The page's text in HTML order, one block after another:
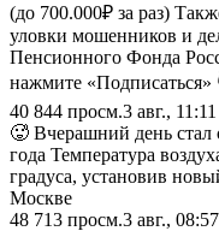
(до 700.000₽ за раз)
уловки мошенников и
Пенсионного Фонда
нажмите «Подписаться»
40 844 просм.3 авг., 11:11
🥵 Вчерашний день
года Температура
градуса, установив
Москве
48 713 просм.3 авг., 08:57